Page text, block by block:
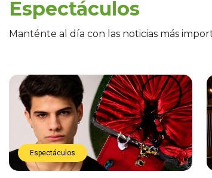
Espectáculos
Manténte al día con las noticias más
Espectáculos